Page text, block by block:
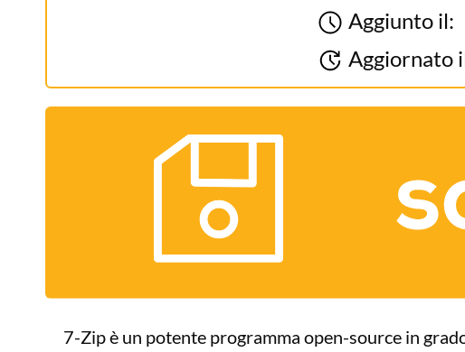
Aggiunto il:
Aggiornato
7-Zip è un potente programma open-source in